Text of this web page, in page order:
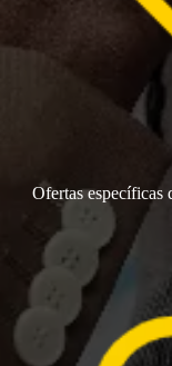
Ofertas específicas